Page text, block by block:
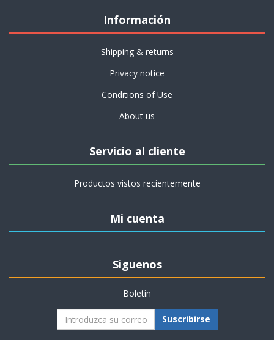
Información
Shipping & returns
Privacy notice
Conditions of Use
About us
Servicio al cliente
Productos vistos recientemente
Mi cuenta
Siguenos
Boletín
Suscribirse